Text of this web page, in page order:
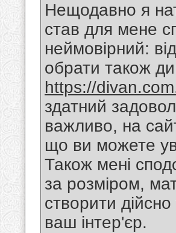
Нещодавно я
став для мене
неймовірний:
обрати також
https://
здатний
важливо, на
що ви можете
Також мені
за розміром,
створити
ваш інтер'єр.